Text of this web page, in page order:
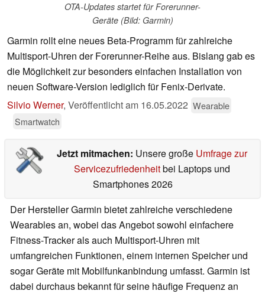
OTA-Updates startet für Forerunner-
Geräte (Bild: Garmin)
Garmin rollt eine neues Beta-Programm für zahlreiche
Multisport-Uhren der Forerunner-Reihe aus. Bislang gab es
die Möglichkeit zur besonders einfachen Installation von
neuen Software-Version lediglich für Fenix-Derivate.
Silvio Werner, Veröffentlicht am 16.05.2022 Wearable
Smartwatch
Jetzt mitmachen: Unsere große Umfrage zur
Servicezufriedenheitbei Laptops und
Smartphones 2026
Der Hersteller Garmin bietet zahlreiche verschiedene
Wearables an, wobei das Angebot sowohl einfachere
Fitness-Tracker als auch Multisport-Uhren mit
umfangreichen Funktionen, einem internen Speicher und
sogar Geräte mit Mobilfunkanbindung umfasst. Garmin ist
dabei durchaus bekannt für seine häufige Frequenz an